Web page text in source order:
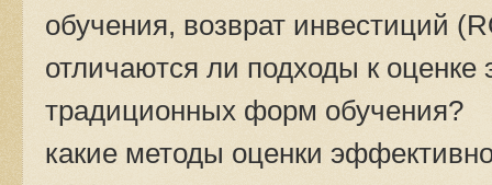
обучения, возврат инвестиций
отличаются ли подходы к
традиционных форм обучения?
какие методы оценки